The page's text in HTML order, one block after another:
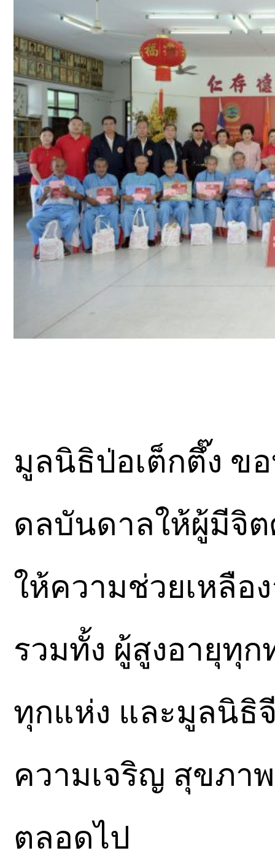
มูลนิธิป่อเต็กตึ๊ง ข
ดลบันดาลให้ผู้มีจิ
ให้ความช่วยเหลื
รวมทั้ง ผู้สูงอายุทุ
ทุกแห่ง และมูลนิธิ
ความเจริญ สุขภา
ตลอดไป